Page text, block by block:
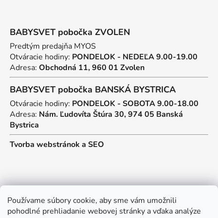
Používame súbory cookie, aby sme vám umožnili
pohodlné prehliadanie webovej stránky a vďaka analýze
BABYSVET pobočka ZVOLEN
Predtým predajňa MYOS
Otváracie hodiny: PONDELOK - NEDEĽA 9.00-19.00
Adresa: Obchodná 11, 960 01 Zvolen
BABYSVET pobočka BANSKÁ BYSTRICA
Otváracie hodiny: PONDELOK - SOBOTA 9.00-18.00
Adresa: Nám. Ľudovíta Štúra 30, 974 05 Banská
Bystrica
Tvorba webstránok a SEO
Kontakt